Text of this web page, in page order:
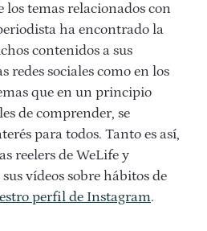
los temas relacionados con
ha encontrado la
contenidos a sus
redes sociales como en los
que en un principio
de comprender, se
para todos. Tanto es así,
reelers de WeLife y
vídeos sobre hábitos de
perfil de Instagram.